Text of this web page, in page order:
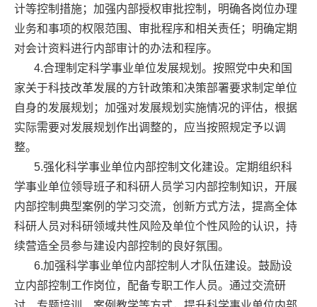
计等控制措施；加强内部授权审批控制，明确各岗位办理
业务和事项的权限范围、审批程序和相关责任；明确定期
对会计资料进行内部审计的办法和程序。
4.合理制定科学事业单位发展规划。按照党中央和国
家关于科技改革发展的方针政策和决策部署要求制定单位
自身的发展规划；加强对发展规划实施情况的评估，根据
实际需要对发展规划作出调整的，应当按照规定予以调
整。
5.强化科学事业单位内部控制文化建设。定期组织科
学事业单位领导班子和科研人员学习内部控制知识，开展
内部控制典型案例的学习交流，创新方式方法，提高全体
科研人员对科研领域共性风险及单位个性风险的认识，持
续营造全员参与建设内部控制的良好氛围。
6.加强科学事业单位内部控制人才队伍建设。鼓励设
立内部控制工作岗位，配备专职工作人员。通过交流研